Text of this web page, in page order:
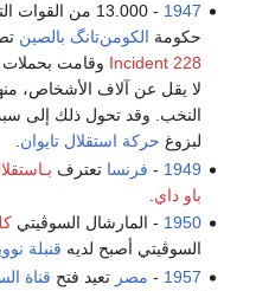
1947
- 13.000 من
حكومة الكومن‌تانگ بالصين
228 Incident
وقامت
لا يقل عن آلاف الأشخاص،
النخب. وقد تحول ذلك إلى
لبزوغ حركة استقلال تايوان.
1949
- فرنسا تعترف
باو داي
1950 - المارشال السوڤيتي
السوڤيتي أصبح لديه قنبلة
1957
- مصر تعيد فتح قناة